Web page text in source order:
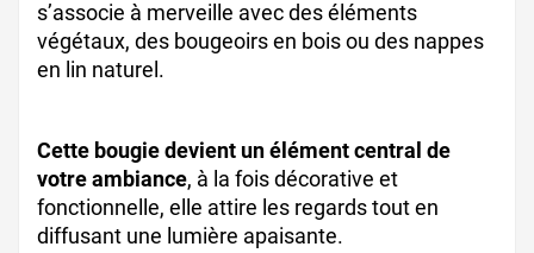
s’associe à merveille avec des éléments
végétaux, des bougeoirs en bois ou des nappes
en lin naturel.
Cette bougie devient un élément central de
votre ambiance, à la fois décorative et
fonctionnelle, elle attire les regards tout en
diffusant une lumière apaisante.